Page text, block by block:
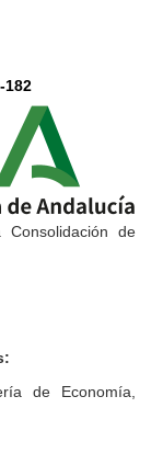
182
Consolidación de
de Economía,